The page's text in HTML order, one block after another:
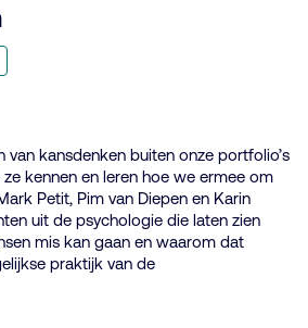
van kansdenken buiten onze portfolio’s
kennen en leren hoe we ermee om
Petit, Pim van Diepen en Karin
uit de psychologie die laten zien
mis kan gaan en waarom dat
praktijk van de